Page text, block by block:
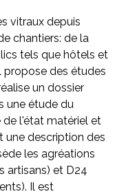
vitraux depuis
chantiers: de la
tels que hôtels et
propose des études
un dossier
une étude du
l'état matériel et
une description des
les agréations
artisans) et D24
Il est